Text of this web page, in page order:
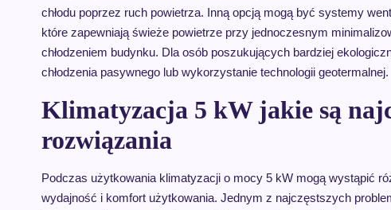
chłodu poprzez ruch powietrza. Inną opcją mogą być systemy
które zapewniają świeże powietrze przy jednoczesnym
chłodzeniem budynku. Dla osób poszukujących bardziej
chłodzenia pasywnego lub wykorzystanie technologii geotermalnej.
Klimatyzacja 5 kW jakie są
rozwiązania
Podczas użytkowania klimatyzacji o mocy 5 kW mogą wystąpić
wydajność i komfort użytkowania. Jednym z najczęstszych